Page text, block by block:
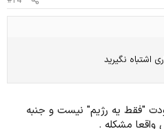
اشتباه نگیرید
"فقط یه رژیم" نیست و جنبه
مشکله .